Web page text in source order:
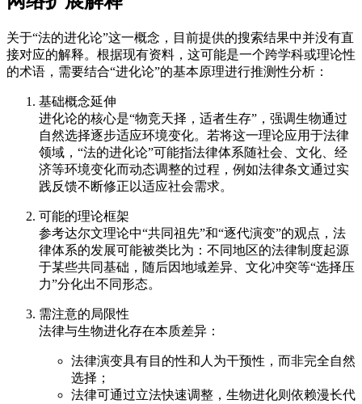
关于“法的进化论”这一概念，目前提供的搜索结果中并没有直
接对应的解释。根据现有资料，这可能是一个跨学科或理论性
的术语，需要结合“进化论”的基本原理进行推测性分析：
基础概念延伸
进化论的核心是“物竞天择，适者生存”，强调生物通过
自然选择逐步适应环境变化。若将这一理论应用于法律
领域，“法的进化论”可能指法律体系随社会、文化、经
济等环境变化而动态调整的过程，例如法律条文通过实
践反馈不断修正以适应社会需求。
可能的理论框架
参考达尔文理论中“共同祖先”和“逐代演变”的观点，法
律体系的发展可能被类比为：不同地区的法律制度起源
于某些共同基础，随后因地域差异、文化冲突等“选择压
力”分化出不同形态。
需注意的局限性
法律与生物进化存在本质差异：
法律演变具有目的性和人为干预性，而非完全自然
选择；
法律可通过立法快速调整，生物进化则依赖漫长代